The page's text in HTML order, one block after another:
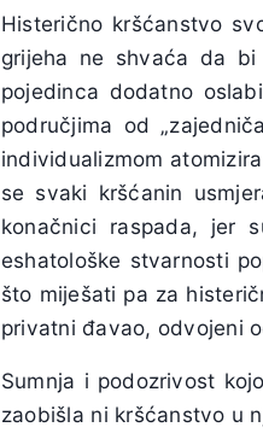
Histerično kršćanstvo
grijeha ne shvaća da bi
pojedinca dodatno
područjima od
individualizmom
se svaki kršćanin
konačnici raspada, jer
eshatološke stvarnosti
što miješati pa za
privatni đavao, odvojeni
Sumnja i podozrivost
zaobišla ni kršćanstvo u